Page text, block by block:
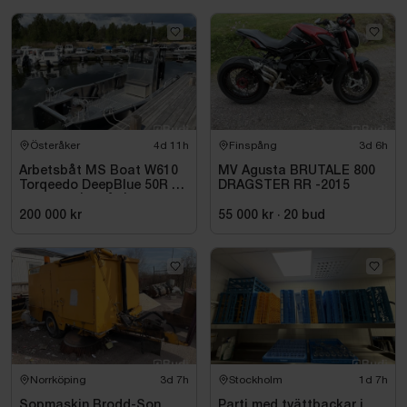
Österåker 4d 11h
Arbetsbåt MS Boat W610
Torqeedo DeepBlue 50R 50
meter
200 000 kr
Finspång 3d 6h
MV Agusta BRUTALE 800
DRAGSTER RR -2015
55 000 kr · 20 bud
Norrköping 3d 7h Stockholm 1d 7h